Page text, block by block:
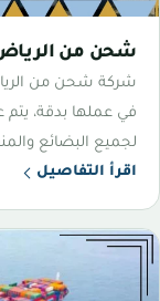
شحن من الرياض
شركة شحن من
في عملها بدقة، يتم
لجميع البضائع
اقرأ التفاصيل